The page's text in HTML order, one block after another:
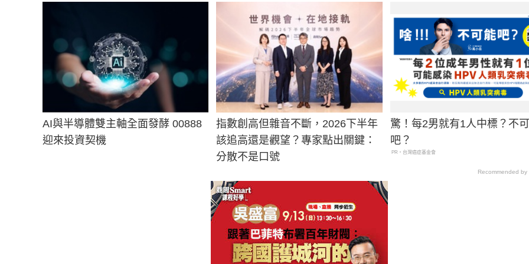
AI與半導體雙主軸全面發酵 00888
迎來投資契機
指數創高但雜音不斷，2026下半年
該追高還是觀望？專家點出關鍵：
分散不是口號
驚！每2男就有1人中標？不
吧？
PR・台灣癌症基金會
Recommended by